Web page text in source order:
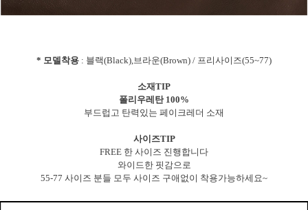
* 모델착용 : 블랙(Black),브라운(Brown) / 프리사이즈(55~77)
소재TIP
폴리우레탄 100%
부드럽고 탄력있는 페이크레더 소재
사이즈TIP
FREE 한 사이즈 진행합니다
와이드한 핏감으로
55-77 사이즈 분들 모두 사이즈 구애없이 착용가능하세요~